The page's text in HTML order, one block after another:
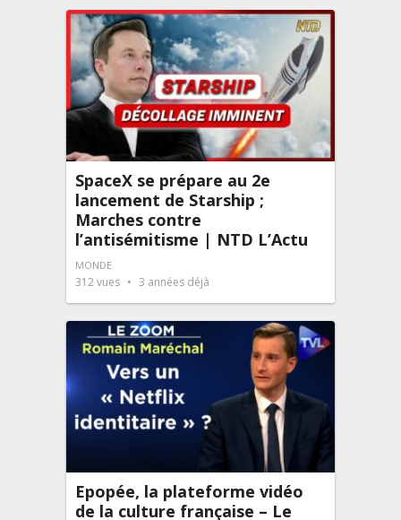
SpaceX se prépare au 2e
lancement de Starship ;
Marches contre
l’antisémitisme | NTD L’Actu
MONDE
312vues 3 années déjà
Epopée, la plateforme vidéo
de la culture française – Le